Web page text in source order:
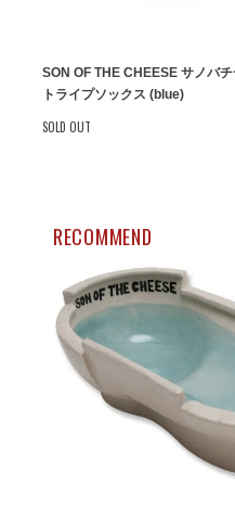
SON OF THE CHEESE サノバ
トライプソックス (blue)
SOLD OUT
RECOMMEND